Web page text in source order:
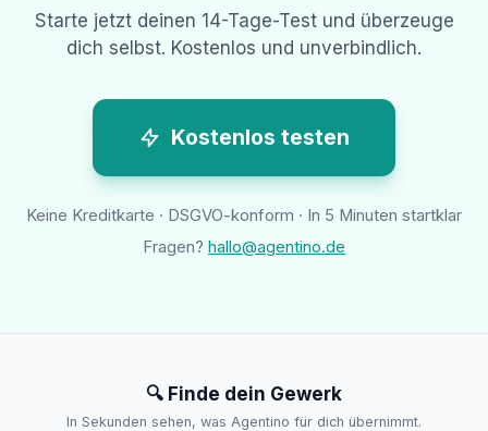
Starte jetzt deinen 14-Tage-Test und überzeuge
dich selbst. Kostenlos und unverbindlich.
Kostenlos testen
Keine Kreditkarte · DSGVO-konform · In 5 Minuten startklar
Fragen? hallo@agentino.de
🔍 Finde dein Gewerk
In Sekunden sehen, was Agentino für dich übernimmt.